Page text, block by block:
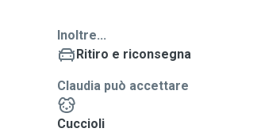
Inoltre...
Ritiro e riconsegna
Claudia può accettare
Cuccioli